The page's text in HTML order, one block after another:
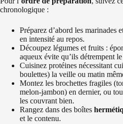
chronologique :
Préparez d’abord les marinades
en intensité au repos.
Découpez légumes et fruits :
aqueux évite qu’ils détrempent
Cuisinez protéines nécessitant
boulettes) la veille ou matin
Montez les brochettes fragiles
melon-jambon) en dernier, ou
les couvrant bien.
Rangez dans des boîtes
et le contenu.